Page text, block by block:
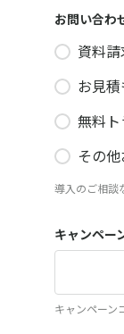
お問い合わ
資料請
お見
無料
その
導入のご相談
キャンペー
キャンペーン